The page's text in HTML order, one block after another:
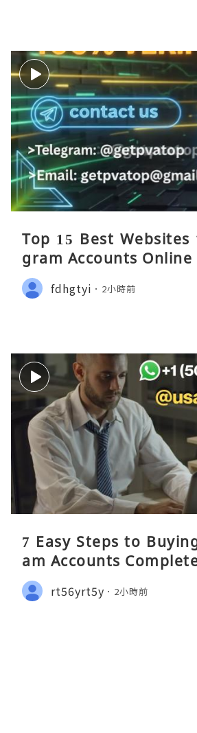
Top 15 Best
gram Accounts Online
fdhgtyi 2小時前
7 Easy Steps to
am Accounts
rt56yrt5y 2小時前